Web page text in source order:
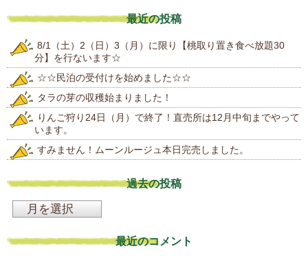
最近の投稿
8/1（土）2（日）3（月）に限り【桃取り置き食べ放題30
分】を行ないます☆
☆☆民泊の受付けを始めました☆☆
タラの芽の収穫始まりました！
りんご狩り24日（月）で終了！直売所は12月中旬までやって
います。
すみません！ムーンルージュ本日完売しました。
過去の投稿
最近のコメント